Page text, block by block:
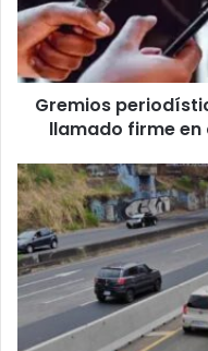
un
llamado
firme
en
defensa
prensa
libre
Gremios
llamado firme en
Sinagoga
reabre
y
cambia
las
reglas:
nuevos
accesos